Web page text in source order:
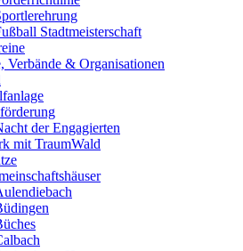
Stadtmeisterschaft
Verbände & Organisationen
der Engagierten
mit TraumWald